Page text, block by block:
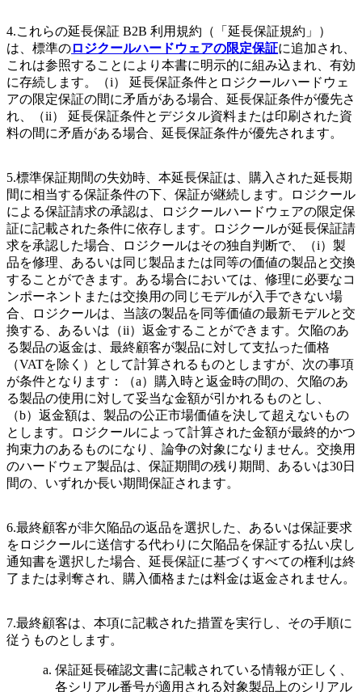
4.これらの延長保証 B2B 利用規約（「延長保証規約」）
は、標準のロジクールハードウェアの限定保証に追加され、
これは参照することにより本書に明示的に組み込まれ、有効
に存続します。（i） 延長保証条件とロジクールハードウェ
アの限定保証の間に矛盾がある場合、延長保証条件が優先さ
れ、（ii） 延長保証条件とデジタル資料または印刷された資
料の間に矛盾がある場合、延長保証条件が優先されます。
5.標準保証期間の失効時、本延長保証は、購入された延長期
間に相当する保証条件の下、保証が継続します。ロジクール
による保証請求の承認は、ロジクールハードウェアの限定保
証に記載された条件に依存します。ロジクールが延長保証請
求を承認した場合、ロジクールはその独自判断で、（i）製
品を修理、あるいは同じ製品または同等の価値の製品と交換
することができます。ある場合においては、修理に必要なコ
ンポーネントまたは交換用の同じモデルが入手できない場
合、ロジクールは、当該の製品を同等価値の最新モデルと交
換する、あるいは（ii）返金することができます。欠陥のあ
る製品の返金は、最終顧客が製品に対して支払った価格
（VATを除く）として計算されるものとしますが、次の事項
が条件となります：（a）購入時と返金時の間の、欠陥のあ
る製品の使用に対して妥当な金額が引かれるものとし、
（b）返金額は、製品の公正市場価値を決して超えないもの
とします。ロジクールによって計算された金額が最終的かつ
拘束力のあるものになり、論争の対象になりません。交換用
のハードウェア製品は、保証期間の残り期間、あるいは30日
間の、いずれか長い期間保証されます。
6.最終顧客が非欠陥品の返品を選択した、あるいは保証要求
をロジクールに送信する代わりに欠陥品を保証する払い戻し
通知書を選択した場合、延長保証に基づくすべての権利は終
了または剥奪され、購入価格または料金は返金されません。
7.最終顧客は、本項に記載された措置を実行し、その手順に
従うものとします。
保証延長確認文書に記載されている情報が正しく、
各シリアル番号が適用される対象製品上のシリアル